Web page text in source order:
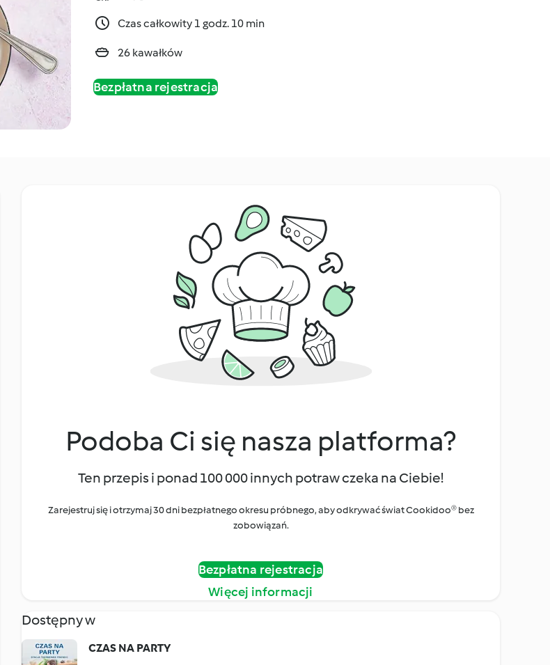
Czas całkowity 1 godz. 10 min
26 kawałków
Bezpłatna rejestracja
Podoba Ci się nasza platforma?
Ten przepis i ponad 100 000 innych potraw czeka na Ciebie!
Zarejestruj się i otrzymaj 30 dni bezpłatnego okresu próbnego, aby odkrywać świat Cookidoo® bez
zobowiązań.
Bezpłatna rejestracja
Więcej informacji
Dostępny w
CZAS NA PARTY